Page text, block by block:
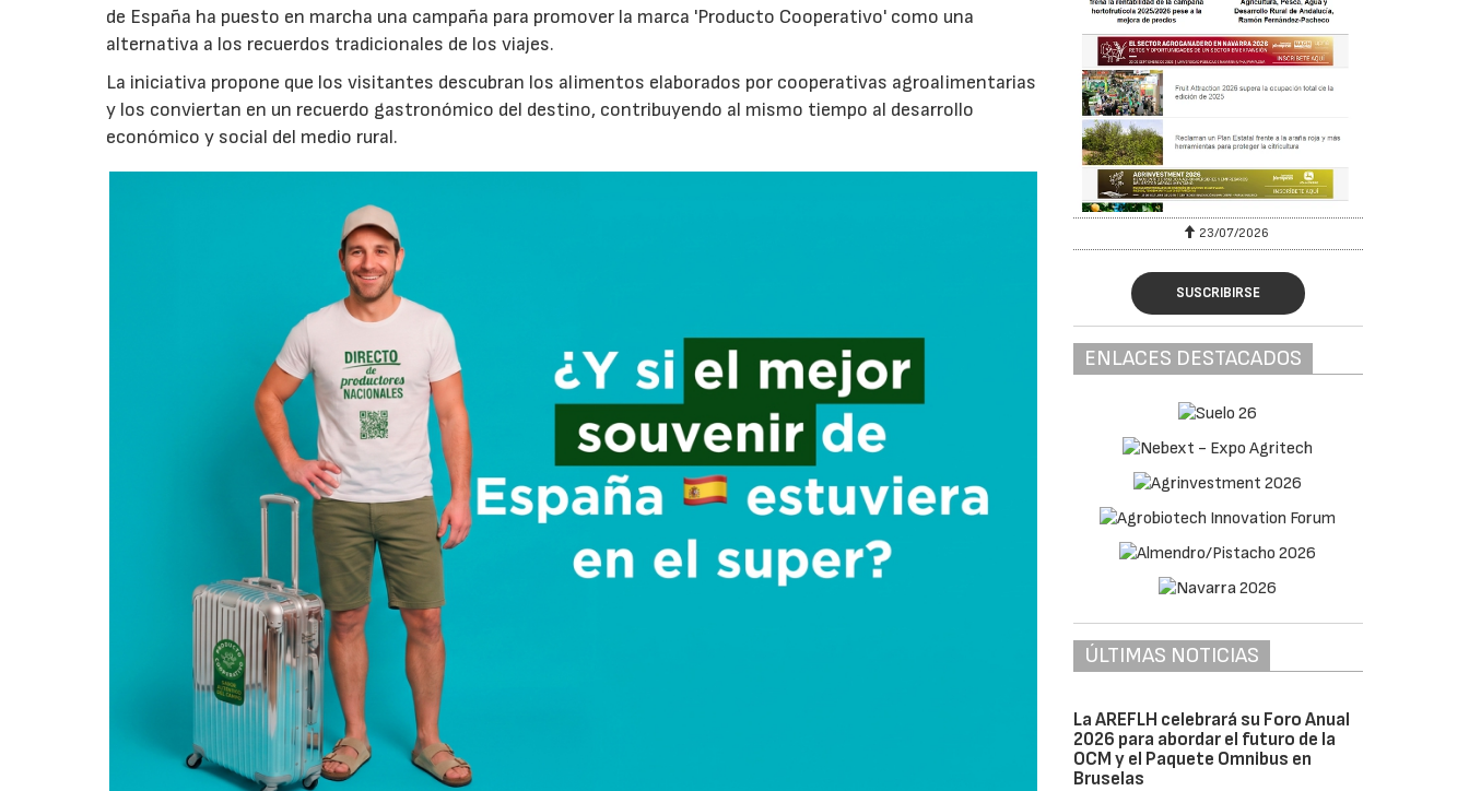
de España ha puesto en marcha una campaña para promover la marca 'Producto Cooperativo' como una
alternativa a los recuerdos tradicionales de los viajes.
La iniciativa propone que los visitantes descubran los alimentos elaborados por cooperativas agroalimentarias
y los conviertan en un recuerdo gastronómico del destino, contribuyendo al mismo tiempo al desarrollo
económico y social del medio rural.
23/07/2026
SUSCRIBIRSE
ENLACES DESTACADOS
ÚLTIMAS NOTICIAS
La AREFLH celebrará su Foro Anual
2026 para abordar el futuro de la
OCM y el Paquete Omnibus en
Bruselas